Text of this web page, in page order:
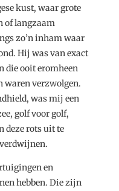
kust, waar grote
of langzaam
zo’n inham waar
Hij was van exact
die ooit eromheen
waren verzwolgen.
was mij een
golf voor golf,
deze rots uit te
en
hebben. Die zijn